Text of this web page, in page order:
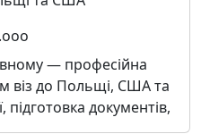
— професійна
віз до Польщі, США та
підготовка документів,